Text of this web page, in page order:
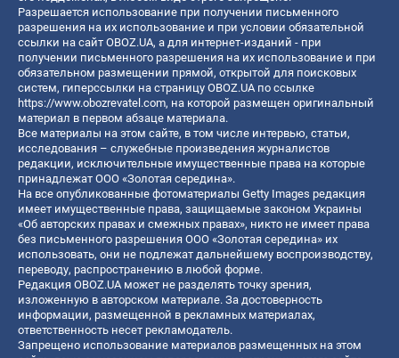
Разрешается использование при получении письменного
разрешения на их использование и при условии обязательной
ссылки на сайт OBOZ.UA, а для интернет-изданий - при
получении письменного разрешения на их использование и при
обязательном размещении прямой, открытой для поисковых
систем, гиперссылки на страницу OBOZ.UA по ссылке
https://www.obozrevatel.com, на которой размещен оригинальный
материал в первом абзаце материала.
Все материалы на этом сайте, в том числе интервью, статьи,
исследования – служебные произведения журналистов
редакции, исключительные имущественные права на которые
принадлежат ООО «Золотая середина».
На все опубликованные фотоматериалы Getty Images редакция
имеет имущественные права, защищаемые законом Украины
«Об авторских правах и смежных правах», никто не имеет права
без письменного разрешения ООО «Золотая середина» их
использовать, они не подлежат дальнейшему воспроизводству,
переводу, распространению в любой форме.
Редакция OBOZ.UA может не разделять точку зрения,
изложенную в авторском материале. За достоверность
информации, размещенной в рекламных материалах,
ответственность несет рекламодатель.
Запрещено использование материалов размещенных на этом